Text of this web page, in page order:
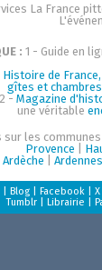
La France
: 1 - Guide en
Histoire de
gîtes et
2 - Magazine
une véritable
sur les
Provence
Ardèche |Ardennes
|Blog |Facebook |X
Tumblr |Librairie |